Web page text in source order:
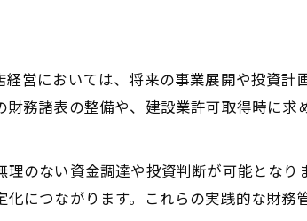
営においては、将来の事業展開や投資計
務諸表の整備や、建設業許可取得時に求
のない資金調達や投資判断が可能となり
につながります。これらの実践的な財務